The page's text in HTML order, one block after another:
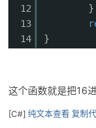
12
13
14
}
}
这个函数就是把16
[C#] 纯文本查看 复制